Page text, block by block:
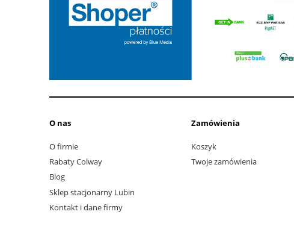
O nas
O firmie
Rabaty Colway
Blog
Sklep stacjonarny Lubin
Kontakt i dane firmy
Zamówienia
Koszyk
Twoje zamówienia